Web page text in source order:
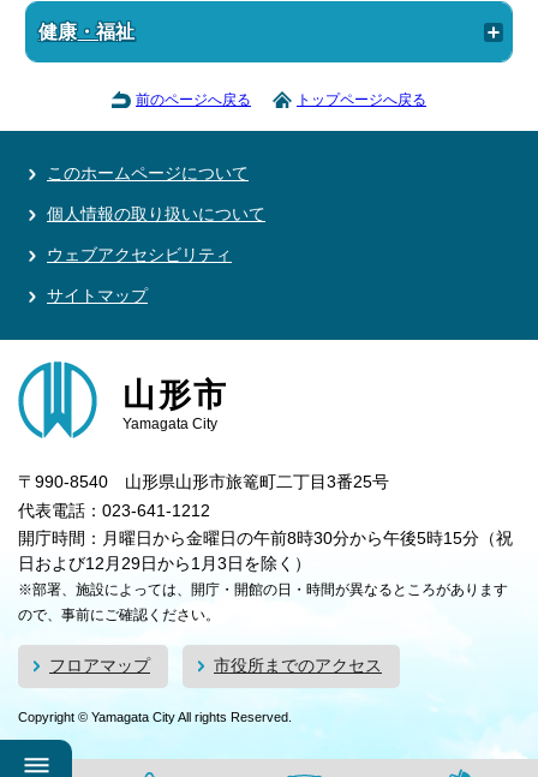
健康・福祉
前のページへ戻る トップページへ戻る
このホームページについて
個人情報の取り扱いについて
ウェブアクセシビリティ
サイトマップ
山形市
Yamagata City
〒990-8540 山形県山形市旅篭町二丁目3番25号
代表電話：023-641-1212
開庁時間：月曜日から金曜日の午前8時30分から午後5時15分（祝
日および12月29日から1月3日を除く）
※部署、施設によっては、開庁・開館の日・時間が異なるところがあります
ので、事前にご確認ください。
フロアマップ 市役所までのアクセス
Copyright © Yamagata City All rights Reserved.